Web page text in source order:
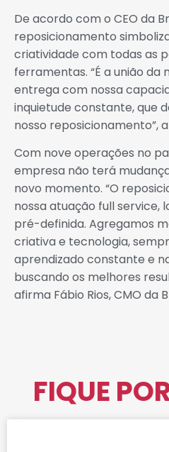
De acordo com o CEO da
reposicionamento
criatividade com todas as
ferramentas. “É a união
entrega com nossa
inquietude constante, que
nosso reposicionamento”,
Com nove operações no
empresa não terá
novo momento. “O
nossa atuação full service,
pré-definida. Agregamos
criativa e tecnologia,
aprendizado constante e
buscando os melhores
afirma Fábio Rios, CMO da
FIQUE